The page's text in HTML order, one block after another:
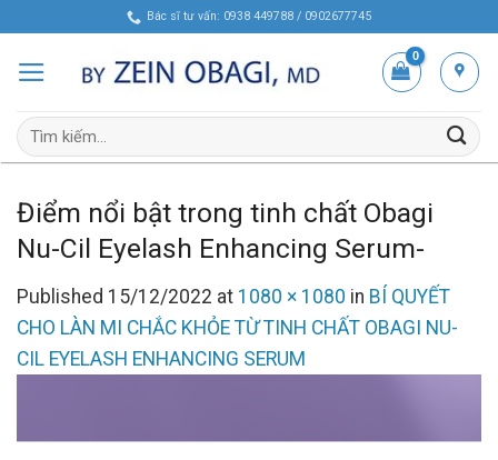
content
Bác sĩ tư vấn: 0938 449788 / 0902677745
Tìm
kiếm:
Điểm nổi bật trong tinh chất Obagi
Nu-Cil Eyelash Enhancing Serum-
Published 15/12/2022 at 1080 × 1080 in BÍ QUYẾT
CHO LÀN MI CHẮC KHỎE TỪ TINH CHẤT OBAGI NU-
CIL EYELASH ENHANCING SERUM